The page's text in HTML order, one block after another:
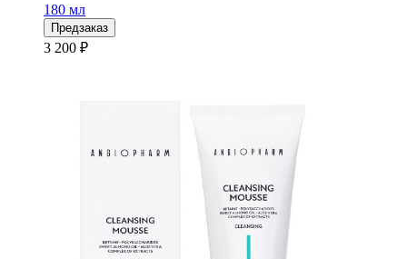
180 мл
Предзаказ
3 200 ₽